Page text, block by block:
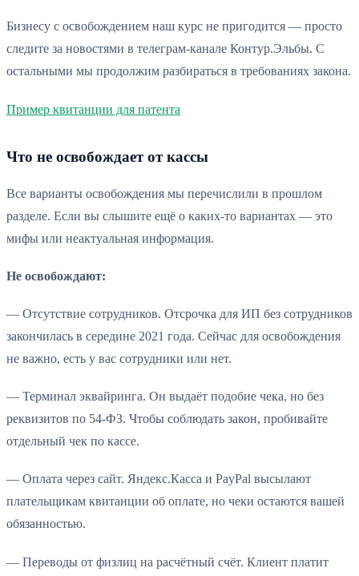
Бизнесу с освобождением наш курс не пригодится — просто
следите за новостями в телеграм-канале Контур.Эльбы. С
остальными мы продолжим разбираться в требованиях закона.
Пример квитанции для патента
Что не освобождает от кассы
Все варианты освобождения мы перечислили в прошлом
разделе. Если вы слышите ещё о каких-то вариантах — это
мифы или неактуальная информация.
Не освобождают:
— Отсутствие сотрудников. Отсрочка для ИП без сотрудников
закончилась в середине 2021 года. Сейчас для освобождения
не важно, есть у вас сотрудники или нет.
— Терминал эквайринга. Он выдаёт подобие чека, но без
реквизитов по 54-ФЗ. Чтобы соблюдать закон, пробивайте
отдельный чек по кассе.
— Оплата через сайт. Яндекс.Касса и PayPal высылают
плательщикам квитанции об оплате, но чеки остаются вашей
обязанностью.
— Переводы от физлиц на расчётный счёт. Клиент платит